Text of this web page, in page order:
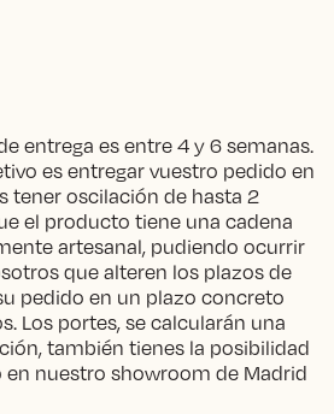
entrega es entre 4 y 6 semanas.
es entregar vuestro pedido en
tener oscilación de hasta 2
el producto tiene una cadena
artesanal, pudiendo ocurrir
que alteren los plazos de
pedido en un plazo concreto
Los portes, se calcularán una
también tienes la posibilidad
nuestro showroom de Madrid